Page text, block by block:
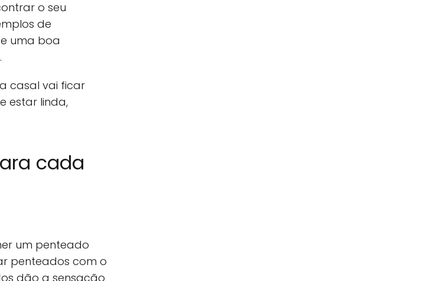
o seu
de
uma boa
casal vai ficar
estar linda,
cada
um penteado
penteados com o
dão a sensação